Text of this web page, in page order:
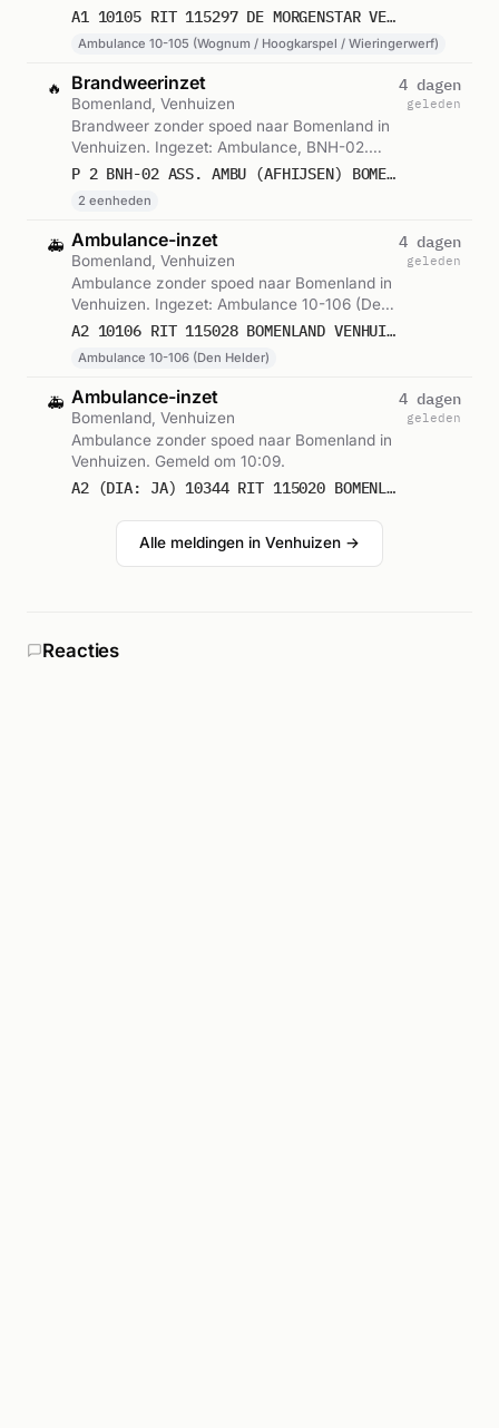
(Wognum / Hoogkarspel / Wieringerwerf).
A1 10105 RIT 115297 DE MORGENSTAR VENHUIZEN
Ambulance 10-105 (Wognum / Hoogkarspel / Wieringerwerf)
🔥 Brandweerinzet
Bomenland, Venhuizen
Brandweer zonder spoed naar Bomenland in
Venhuizen. Ingezet: Ambulance, BNH-02.
Gemeld om 10:37.
P 2 BNH-02 ASS. AMBU (AFHIJSEN) BOMENLAND VENHUIZEN 104651 104531
2 eenheden
4 dagen
geleden
🚑 Ambulance-inzet
Bomenland, Venhuizen
Ambulance zonder spoed naar Bomenland in
Venhuizen. Ingezet: Ambulance 10-106 (Den
Helder). Gemeld om 10:35.
A2 10106 RIT 115028 BOMENLAND VENHUIZEN
Ambulance 10-106 (Den Helder)
4 dagen
geleden
🚑 Ambulance-inzet
Bomenland, Venhuizen
Ambulance zonder spoed naar Bomenland in
Venhuizen. Gemeld om 10:09.
A2 (DIA: JA) 10344 RIT 115020 BOMENLAND VENHUIZEN
4 dagen
geleden
Alle meldingen in Venhuizen →
Reacties